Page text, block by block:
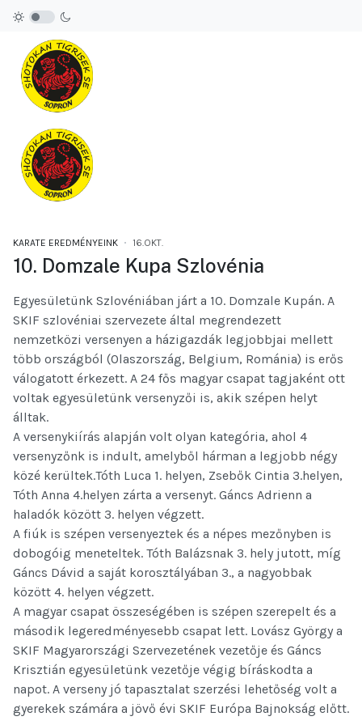
KARATE EREDMÉNYEINK 16.OKT.
10. Domzale Kupa Szlovénia
Egyesületünk Szlovéniában járt a 10. Domzale Kupán. A
SKIF szlovéniai szervezete által megrendezett
nemzetközi versenyen a házigazdák legjobbjai mellett
több országból (Olaszország, Belgium, Románia) is erős
válogatott érkezett. A 24 fős magyar csapat tagjaként ott
voltak egyesületünk versenyzői is, akik szépen helyt
álltak.
A versenykiírás alapján volt olyan kategória, ahol 4
versenyzőnk is indult, amelyből hárman a legjobb négy
közé kerültek.Tóth Luca 1. helyen, Zsebők Cintia 3.helyen,
Tóth Anna 4.helyen zárta a versenyt. Gáncs Adrienn a
haladók között 3. helyen végzett.
A fiúk is szépen versenyeztek és a népes mezőnyben is
dobogóig meneteltek. Tóth Balázsnak 3. hely jutott, míg
Gáncs Dávid a saját korosztályában 3., a nagyobbak
között 4. helyen végzett.
A magyar csapat összeségében is szépen szerepelt és a
második legeredményesebb csapat lett. Lovász György a
SKIF Magyarországi Szervezetének vezetője és Gáncs
Krisztián egyesületünk vezetője végig bíráskodta a
napot. A verseny jó tapasztalat szerzési lehetőség volt a
gyerekek számára a jövő évi SKIF Európa Bajnokság előtt.